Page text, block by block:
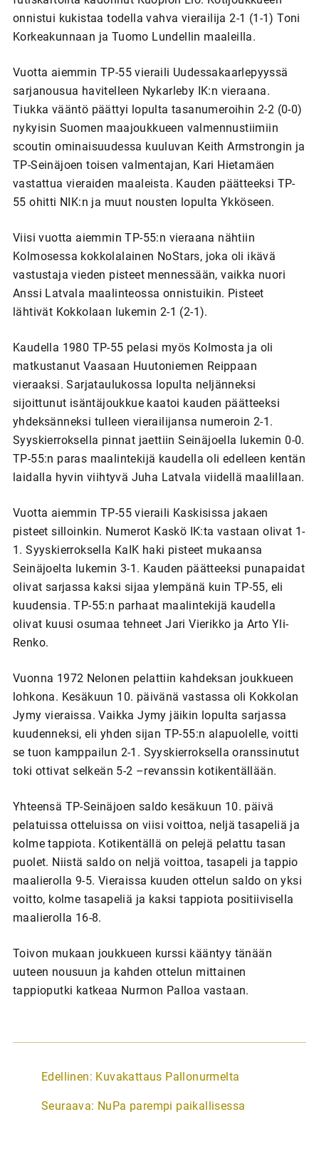
onnistui kukistaa todella vahva vierailija 2-1 (1-1) Toni
Korkeakunnaan ja Tuomo Lundellin maaleilla.
Vuotta aiemmin TP-55 vieraili Uudessakaarlepyyssä
sarjanousua havitelleen Nykarleby IK:n vieraana.
Tiukka vääntö päättyi lopulta tasanumeroihin 2-2 (0-0)
nykyisin Suomen maajoukkueen valmennustiimiin
scoutin ominaisuudessa kuuluvan Keith Armstrongin ja
TP-Seinäjoen toisen valmentajan, Kari Hietamäen
vastattua vieraiden maaleista. Kauden päätteeksi TP-
55 ohitti NIK:n ja muut nousten lopulta Ykköseen.
Viisi vuotta aiemmin TP-55:n vieraana nähtiin
Kolmosessa kokkolalainen NoStars, joka oli ikävä
vastustaja vieden pisteet mennessään, vaikka nuori
Anssi Latvala maalinteossa onnistuikin. Pisteet
lähtivät Kokkolaan lukemin 2-1 (2-1).
Kaudella 1980 TP-55 pelasi myös Kolmosta ja oli
matkustanut Vaasaan Huutoniemen Reippaan
vieraaksi. Sarjataulukossa lopulta neljänneksi
sijoittunut isäntäjoukkue kaatoi kauden päätteeksi
yhdeksänneksi tulleen vierailijansa numeroin 2-1.
Syyskierroksella pinnat jaettiin Seinäjoella lukemin 0-0.
TP-55:n paras maalintekijä kaudella oli edelleen kentän
laidalla hyvin viihtyvä Juha Latvala viidellä maalillaan.
Vuotta aiemmin TP-55 vieraili Kaskisissa jakaen
pisteet silloinkin. Numerot Kaskö IK:ta vastaan olivat 1-
1. Syyskierroksella KaIK haki pisteet mukaansa
Seinäjoelta lukemin 3-1. Kauden päätteeksi punapaidat
olivat sarjassa kaksi sijaa ylempänä kuin TP-55, eli
kuudensia. TP-55:n parhaat maalintekijä kaudella
olivat kuusi osumaa tehneet Jari Vierikko ja Arto Yli-
Renko.
Vuonna 1972 Nelonen pelattiin kahdeksan joukkueen
lohkona. Kesäkuun 10. päivänä vastassa oli Kokkolan
Jymy vieraissa. Vaikka Jymy jäikin lopulta sarjassa
kuudenneksi, eli yhden sijan TP-55:n alapuolelle, voitti
se tuon kamppailun 2-1. Syyskierroksella oranssinutut
toki ottivat selkeän 5-2 –revanssin kotikentällään.
Yhteensä TP-Seinäjoen saldo kesäkuun 10. päivä
pelatuissa otteluissa on viisi voittoa, neljä tasapeliä ja
kolme tappiota. Kotikentällä on pelejä pelattu tasan
puolet. Niistä saldo on neljä voittoa, tasapeli ja tappio
maalierolla 9-5. Vieraissa kuuden ottelun saldo on yksi
voitto, kolme tasapeliä ja kaksi tappiota positiivisella
maalierolla 16-8.
Toivon mukaan joukkueen kurssi kääntyy tänään
uuteen nousuun ja kahden ottelun mittainen
tappioputki katkeaa Nurmon Palloa vastaan.
A
t
Edellinen: Kuvakattaus Pallonurmelta
Seuraava: NuPa parempi paikallisessa